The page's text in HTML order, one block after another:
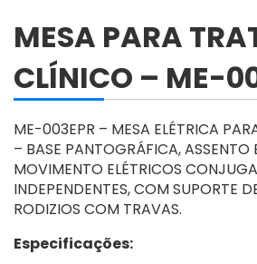
MESA PARA
CLÍNICO – ME-
ME-003EPR – MESA ELÉTRICA
– BASE PANTOGRÁFICA, ASSENTO
MOVIMENTO ELÉTRICOS
INDEPENDENTES, COM SUPORTE
RODIZIOS COM TRAVAS.
Especificações: